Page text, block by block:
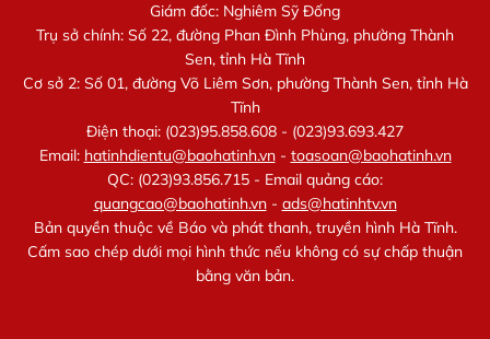
Giám đốc: Nghiêm Sỹ Đống
Trụ sở chính: Số 22, đường Phan Đình Phùng, phường Thành
Sen, tỉnh Hà Tĩnh
Cơ sở 2: Số 01, đường Võ Liêm Sơn, phường Thành Sen, tỉnh Hà
Tĩnh
Điện thoại: (023)95.858.608 - (023)93.693.427
Email: hatinhdientu@baohatinh.vn- toasoan@baohatinh.vn
QC: (023)93.856.715 - Email quảng cáo:
quangcao@baohatinh.vn- ads@hatinhtv.vn
Bản quyền thuộc về Báo và phát thanh, truyền hình Hà Tĩnh.
Cấm sao chép dưới mọi hình thức nếu không có sự chấp thuận
bằng văn bản.